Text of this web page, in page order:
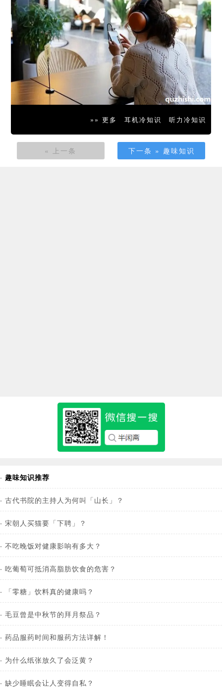
»» 更多 耳机冷知识 听力冷知识
« 上一条 下一条 » 趣味知识
· 趣味知识推荐
· 古代书院的主持人为何叫「山长」？
· 宋朝人买猫要「下聘」？
· 不吃晚饭对健康影响有多大？
· 吃葡萄可抵消高脂肪饮食的危害？
· 「零糖」饮料真的健康吗？
· 毛豆曾是中秋节的拜月祭品？
· 药品服药时间和服药方法详解！
· 为什么纸张放久了会泛黄？
· 缺少睡眠会让人变得自私？